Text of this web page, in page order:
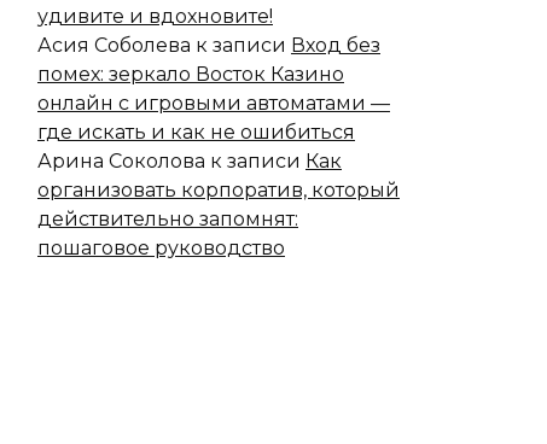
удивите и вдохновите!
Асия Соболева к записи Вход без
помех: зеркало Восток Казино
онлайн с игровыми автоматами —
где искать и как не ошибиться
Арина Соколова к записи Как
организовать корпоратив, который
действительно запомнят:
пошаговое руководство